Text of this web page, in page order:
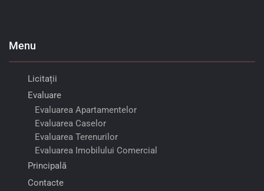
Menu
Licitații
Evaluare
Evaluarea Apartamentelor
Evaluarea Caselor
Evaluarea Terenurilor
Evaluarea Imobilului Comercial
Principală
Contacte